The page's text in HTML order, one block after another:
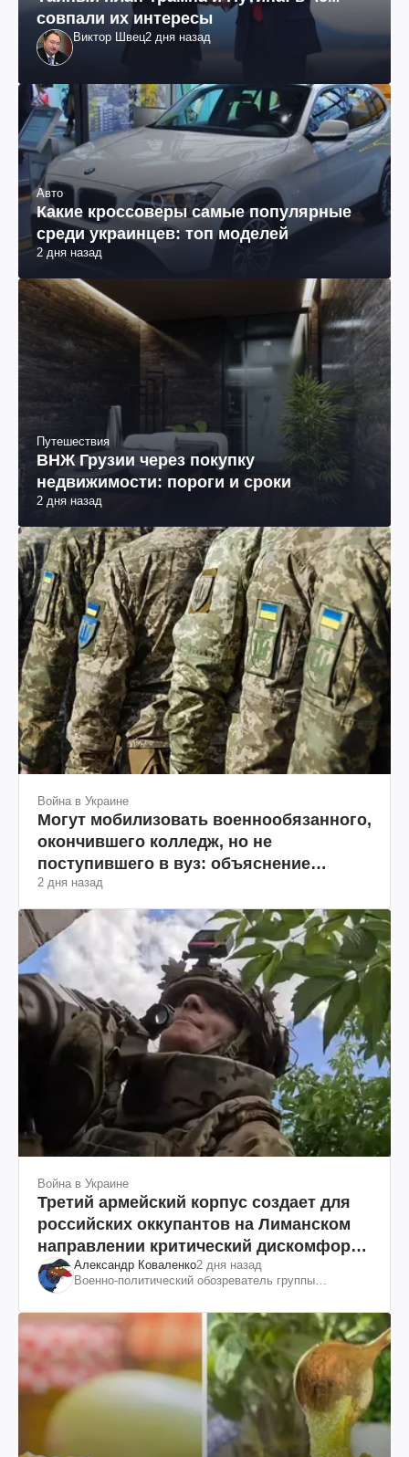
совпали их интересы
Виктор Швец2 дня назад
Авто
Какие кроссоверы самые популярные
среди украинцев: топ моделей
2 дня назад
Путешествия
ВНЖ Грузии через покупку
недвижимости: пороги и сроки
2 дня назад
Война в Украине
Могут мобилизовать военнообязанного,
окончившего колледж, но не
поступившего в вуз: объяснение
юриста
2 дня назад
Война в Украине
Третий армейский корпус создает для
российских оккупантов на Лиманском
направлении критический дискомфорт:
как это удалось
Александр Коваленко2 дня назад
Военно-политический обозреватель группы